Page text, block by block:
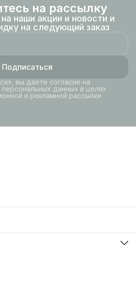
на рассылку
наши акции и новости и
на следующий заказ
Подписаться
вы даете согласие на
персональных данных в целях
и рекламной рассылки